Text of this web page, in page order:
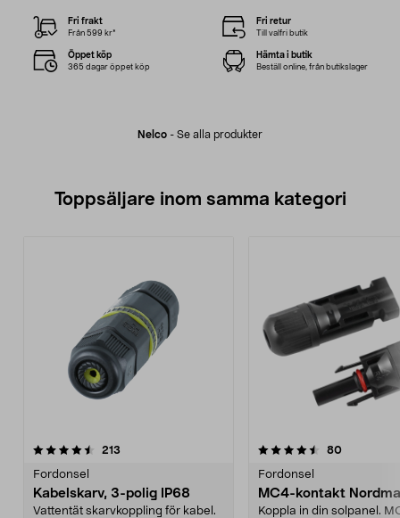
Nelco - Se alla produkter
Fri frakt
Från 599 kr*
Fri retur
Till valfri butik
Öppet köp
365 dagar öppet köp
Hämta i butik
Beställ online, från butikslager
Toppsäljare inom samma kategori
213
Fordonsel
Kabelskarv, 3-polig IP68
Vattentät skarvkoppling för kabel.
4.5 av 5 stjärnor 80
Fordonsel
MC4-kontakt
Koppla in din solpanel.
4.0 av 5 stjärnor